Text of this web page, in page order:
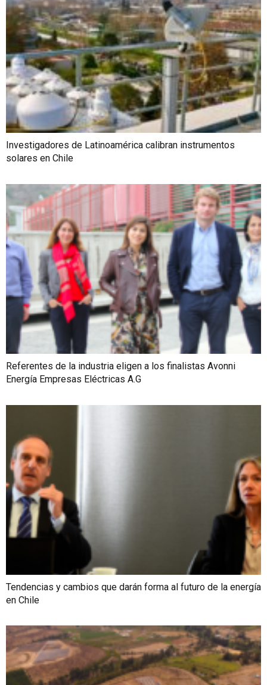
Investigadores de Latinoamérica calibran instrumentos
solares en Chile
Referentes de la industria eligen a los finalistas Avonni
Energía Empresas Eléctricas A.G
Tendencias y cambios que darán forma al futuro de la energía
en Chile